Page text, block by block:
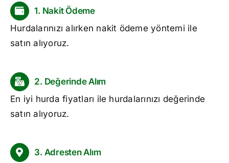
1. Nakit Ödeme
Hurdalarınızı alırken nakit ödeme yöntemi ile
satın alıyoruz.
2. Değerinde Alım
En iyi hurda fiyatları ile hurdalarınızı değerinde
satın alıyoruz.
3. Adresten Alım